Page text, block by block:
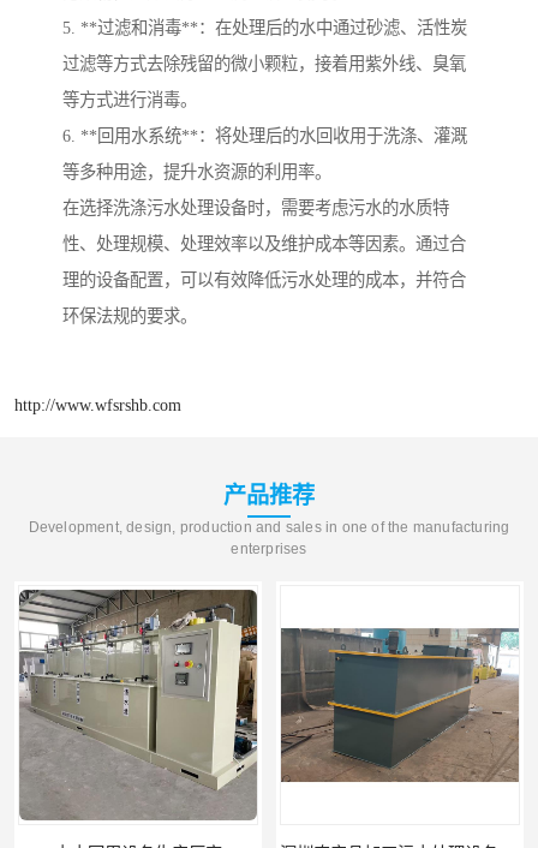
5. **过滤和消毒**：在处理后的水中通过砂滤、活性炭
过滤等方式去除残留的微小颗粒，接着用紫外线、臭氧
等方式进行消毒。
6. **回用水系统**：将处理后的水回收用于洗涤、灌溉
等多种用途，提升水资源的利用率。
在选择洗涤污水处理设备时，需要考虑污水的水质特
性、处理规模、处理效率以及维护成本等因素。通过合
理的设备配置，可以有效降低污水处理的成本，并符合
环保法规的要求。
http://www.wfsrshb.com
产品推荐
Development, design, production and sales in one of the manufacturing
enterprises